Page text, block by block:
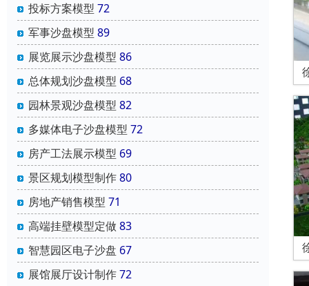
投标方案模型 72
军事沙盘模型 89
展览展示沙盘模型 86
总体规划沙盘模型 68
园林景观沙盘模型 82
多媒体电子沙盘模型 72
房产工法展示模型 69
景区规划模型制作80
房地产销售模型 71
高端挂壁模型定做83
智慧园区电子沙盘 67
展馆展厅设计制作72